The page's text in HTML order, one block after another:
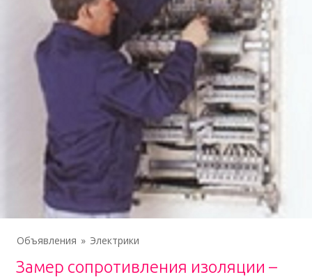
Объявления Электрики
Замер сопротивления изоляции –